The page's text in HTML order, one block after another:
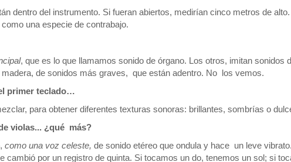
dentro del instrumento. Si fueran abiertos, medirían cinco metros de
una especie de contrabajo.
, que es lo que llamamos sonido de órgano. Los otros, imitan sonidos
de sonidos más graves, que están adentro. No los vemos.
primer teclado…
para obtener diferentes texturas sonoras: brillantes, sombrías o
violas... ¿qué más?
como una voz celeste, de sonido etéreo que ondula y hace un leve vibrato.
cambió por un registro de quinta. Si tocamos un do, tenemos un sol; si